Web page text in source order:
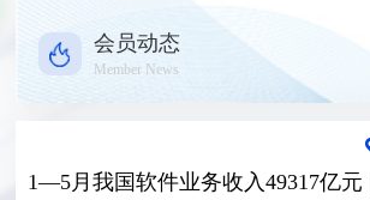
会员动态
Member News
1—5月我国软件业务收入49317亿元